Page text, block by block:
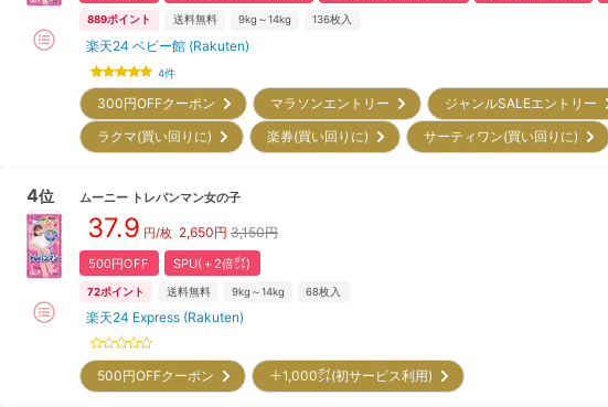
889ポイント 送料無料 9kg～14kg 136枚入
楽天24 ベビー館 (Rakuten)
4件
300円OFFクーポン マラソンエントリー ジャンルSALEエントリー
ラクマ(買い回りに)
楽券(買い回りに) サーティワン(買い回りに)
4位 ムーニー トレパンマン女の子
37.9 円/枚 2,650円 3,150円
500円OFF SPU(＋2倍㌽)
72ポイント 送料無料 9kg～14kg 68枚入
楽天24 Express (Rakuten)
500円OFFクーポン ＋1,000㌽(初サービス利用)